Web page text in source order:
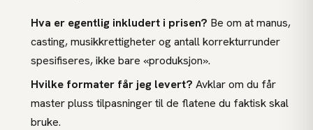
Hva er egentlig inkludert i prisen? Be om at manus,
casting, musikkrettigheter og antall korrekturrunder
spesifiseres, ikke bare «produksjon».
Hvilke formater får jeg levert? Avklar om du får
master pluss tilpasninger til de flatene du faktisk skal
bruke.